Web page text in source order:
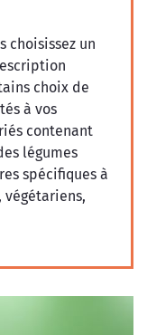
choisissez un
choix de
à vos
contenant
légumes
spécifiques à